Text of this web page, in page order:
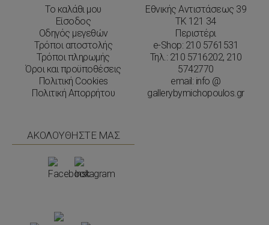
Το καλάθι μου
Είσοδος
Οδηγός μεγεθών
Τρόποι αποστολής
Τρόποι πληρωμής
Όροι και προϋποθέσεις
Πολιτική Cookies
Πολιτική Απορρήτου
Εθνικής Αντιστάσεως 39
ΤΚ 121 34
Περιστέρι
e-Shop: 210 5761531
Τηλ.: 210 5716202, 210
5742770
email: info @
gallerybymichopoulos.gr
ΑΚΟΛΟΥΘΗΣΤΕ ΜΑΣ